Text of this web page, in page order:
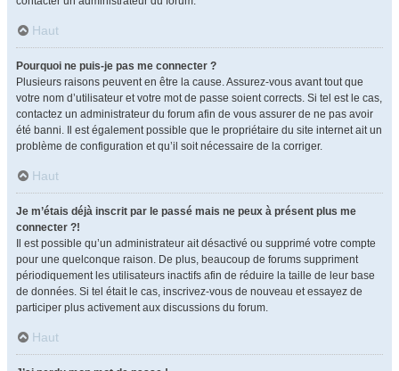
Haut
Pourquoi ne puis-je pas me connecter ?
Plusieurs raisons peuvent en être la cause. Assurez-vous avant tout que
votre nom d’utilisateur et votre mot de passe soient corrects. Si tel est le cas,
contactez un administrateur du forum afin de vous assurer de ne pas avoir
été banni. Il est également possible que le propriétaire du site internet ait un
problème de configuration et qu’il soit nécessaire de la corriger.
Haut
Je m’étais déjà inscrit par le passé mais ne peux à présent plus me
connecter ?!
Il est possible qu’un administrateur ait désactivé ou supprimé votre compte
pour une quelconque raison. De plus, beaucoup de forums suppriment
périodiquement les utilisateurs inactifs afin de réduire la taille de leur base
de données. Si tel était le cas, inscrivez-vous de nouveau et essayez de
participer plus activement aux discussions du forum.
Haut